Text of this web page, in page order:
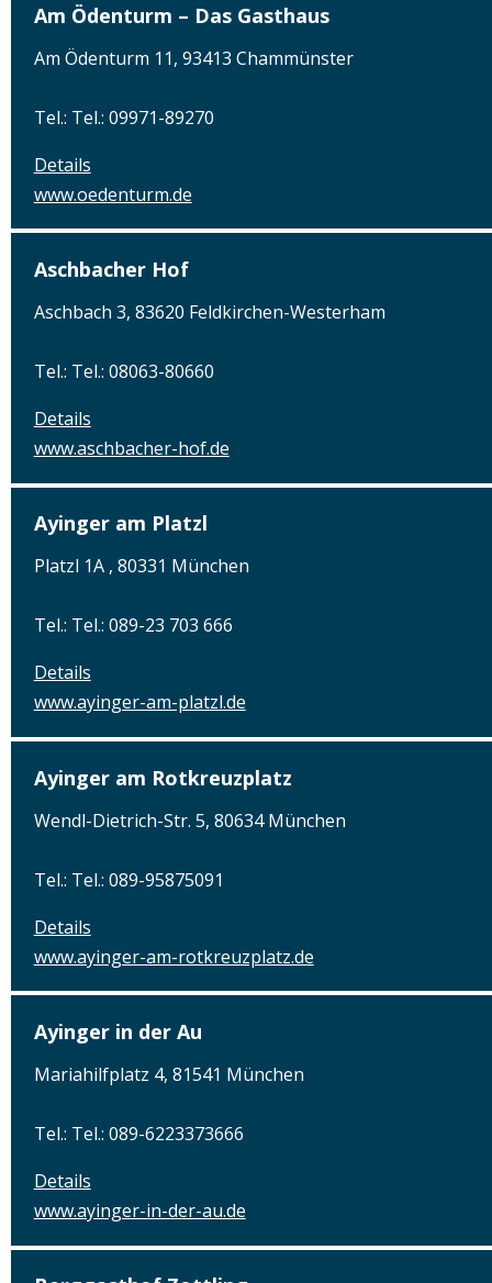
Am Ödenturm – Das Gasthaus
Am Ödenturm 11, 93413 Chammünster
Tel.: Tel.: 09971-89270
Details
www.oedenturm.de
Aschbacher Hof
Aschbach 3, 83620 Feldkirchen-Westerham
Tel.: Tel.: 08063-80660
Details
www.aschbacher-hof.de
Ayinger am Platzl
Platzl 1A , 80331 München
Tel.: Tel.: 089-23 703 666
Details
www.ayinger-am-platzl.de
Ayinger am Rotkreuzplatz
Wendl-Dietrich-Str. 5, 80634 München
Tel.: Tel.: 089-95875091
Details
www.ayinger-am-rotkreuzplatz.de
Ayinger in der Au
Mariahilfplatz 4, 81541 München
Tel.: Tel.: 089-6223373666
Details
www.ayinger-in-der-au.de